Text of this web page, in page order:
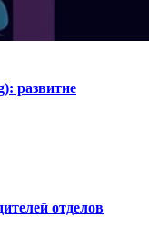
развитие
отделов